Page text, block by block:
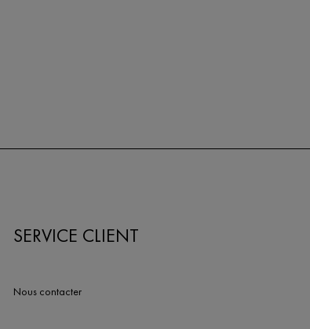
SERVICE CLIENT
Nous contacter